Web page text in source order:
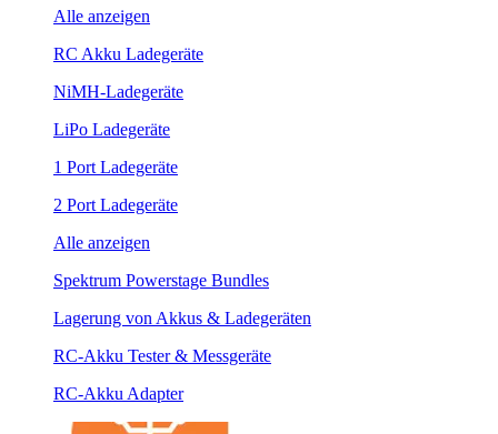
Alle anzeigen
RC Akku Ladegeräte
NiMH-Ladegeräte
LiPo Ladegeräte
1 Port Ladegeräte
2 Port Ladegeräte
Alle anzeigen
Spektrum Powerstage Bundles
Lagerung von Akkus & Ladegeräten
RC-Akku Tester & Messgeräte
RC-Akku Adapter